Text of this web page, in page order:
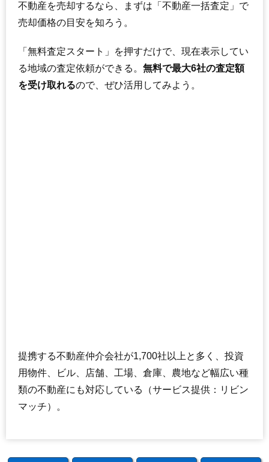
不動産を売却するなら、まずは「不動産一括査定」で
売却価格の目安を知ろう。
「無料査定スタート」を押すだけで、現在表示してい
る地域の査定依頼ができる。 無料で最大6社の査定額
を受け取れるので、ぜひ活用してみよう。
提携する不動産仲介会社が1,700社以上と多く、投資
用物件、ビル、店舗、工場、倉庫、農地など幅広い種
類の不動産にも対応している（サービス提供：リビン
マッチ）。